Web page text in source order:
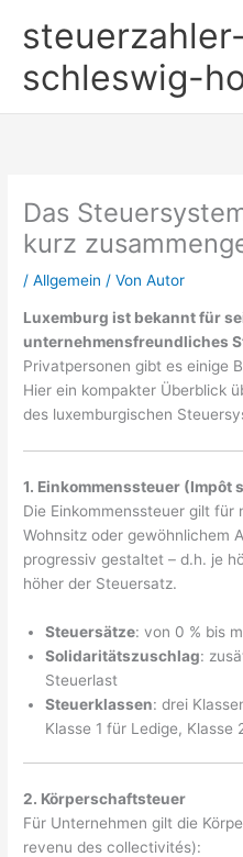
Inhalt
schleswig-
Das
kurz
/Allgemein / VonAutor
Luxemburg ist bekannt für
unternehmensfreundliches
Privatpersonen gibt es einige
Hier ein kompakter Überblick
des luxemburgischen
1. Einkommenssteuer (Impôt
Die Einkommenssteuer gilt für
Wohnsitz oder gewöhnlichem
progressiv gestaltet – d.h. je
höher der Steuersatz.
Steuersätze: von 0 % bis
Solidaritätszuschlag:
Steuerlast
Steuerklassen: drei
Klasse 1 für Ledige, Klasse
2. Körperschaftsteuer
Für Unternehmen gilt die
revenu des collectivités):